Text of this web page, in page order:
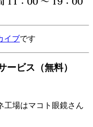
イブです
ービス（無料）
工場はマコト眼鏡さん